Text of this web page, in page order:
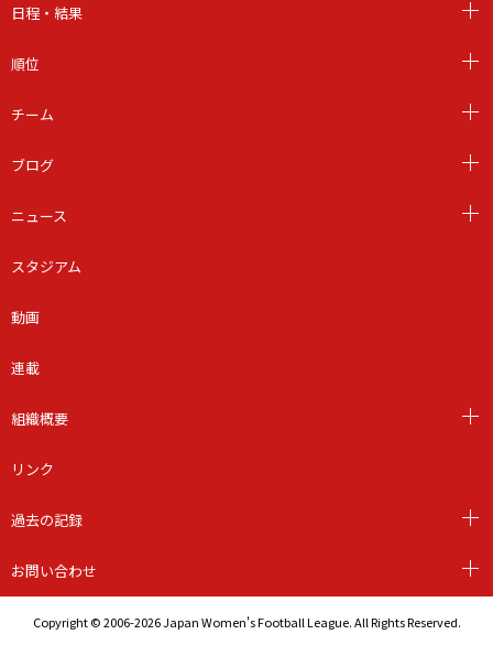
日程・結果
順位
チーム
ブログ
ニュース
スタジアム
動画
連載
組織概要
リンク
過去の記録
お問い合わせ
Copyright © 2006-2026 Japan Women's Football League. All Rights Reserved.